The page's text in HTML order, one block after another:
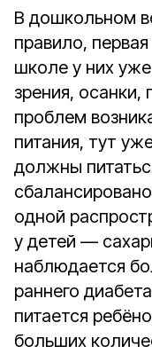
В дошкольном
правило,
школе у них
зрения, осанки,
проблем
питания, тут
должны
одной
у детей —
наблюдается
раннего
питается
больших